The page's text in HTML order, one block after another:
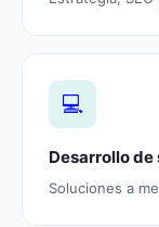
💻
Desarrollo
Soluciones a